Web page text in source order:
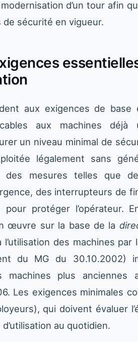
d’un tour afin
sécurité en vigueur.
aux exigences de base
aux machines déjà
un niveau minimal de
légalement sans
des mesures telles que
des interrupteurs de
protéger l’opérateur.
œuvre sur la base de la
des machines par
du MG du 30.10.2002)
machines plus anciennes
Les exigences minimales
qui doivent évaluer
au quotidien.